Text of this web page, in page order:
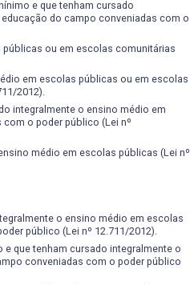
e que tenham cursado
do campo conveniadas com o
públicas ou em escolas comunitárias
em escolas públicas ou em escolas
2012).
integralmente o ensino médio em
o poder público (Lei nº
médio em escolas públicas (Lei nº
o ensino médio em escolas
público (Lei nº 12.711/2012).
que tenham cursado integralmente o
conveniadas com o poder público